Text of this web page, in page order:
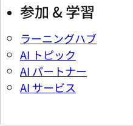
参加 & 学習
ラーニングハブ
AI トピック
AI パートナー
AI サービス